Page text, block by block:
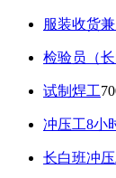
服装收货
检验员（长
试制焊工
冲压工8小
长白班冲